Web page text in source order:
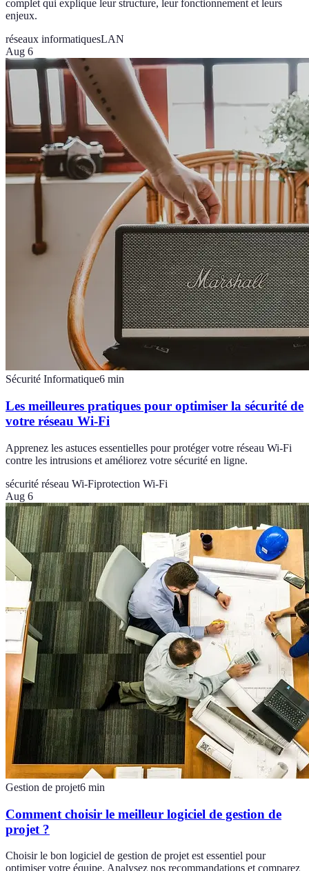
complet qui explique leur structure, leur fonctionnement et leurs
enjeux.
réseaux informatiquesLAN
Aug 6
Sécurité Informatique6 min
Les meilleures pratiques pour optimiser la sécurité de
votre réseau Wi-Fi
Apprenez les astuces essentielles pour protéger votre réseau Wi-Fi
contre les intrusions et améliorez votre sécurité en ligne.
sécurité réseau Wi-Fiprotection Wi-Fi
Aug 6
Gestion de projet6 min
Comment choisir le meilleur logiciel de gestion de
projet ?
Choisir le bon logiciel de gestion de projet est essentiel pour
optimiser votre équipe. Analysez nos recommandations et comparez